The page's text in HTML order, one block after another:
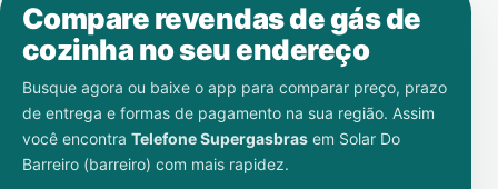
Compare revendas de gás de
cozinha no seu endereço
Busque agora ou baixe o app para comparar preço, prazo
de entrega e formas de pagamento na sua região. Assim
você encontra Telefone Supergasbras em Solar Do
Barreiro (barreiro) com mais rapidez.